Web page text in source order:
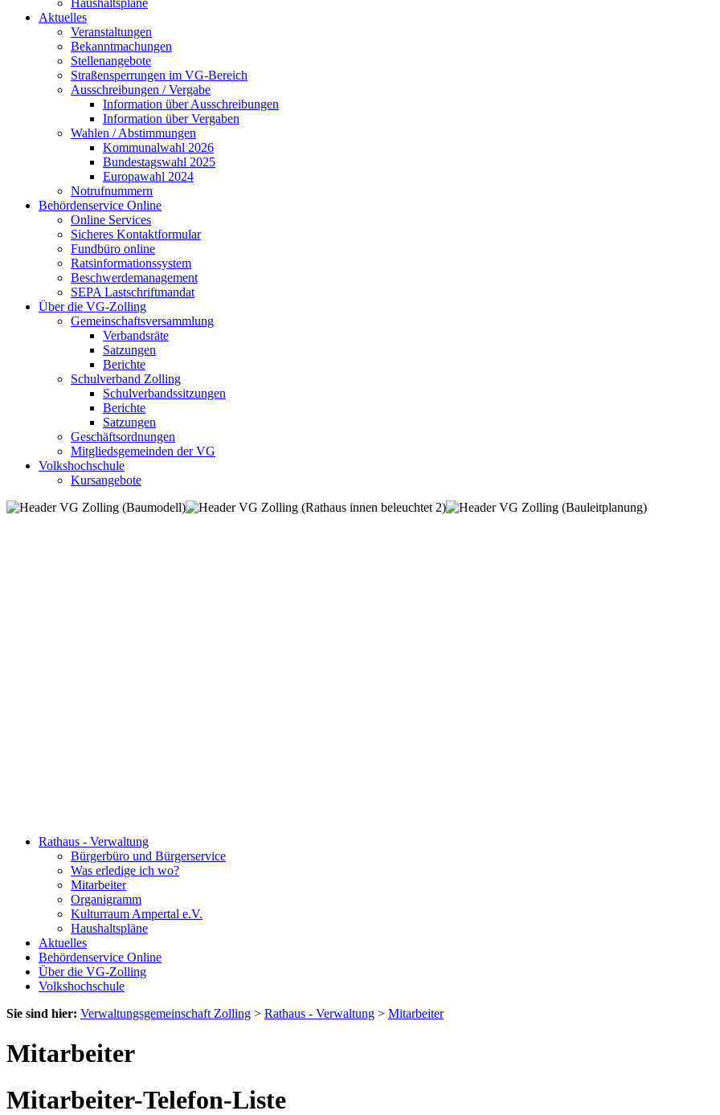
Haushaltspläne
Aktuelles
Veranstaltungen
Bekanntmachungen
Stellenangebote
Straßensperrungen im VG-Bereich
Ausschreibungen / Vergabe
Information über Ausschreibungen
Information über Vergaben
Wahlen / Abstimmungen
Kommunalwahl 2026
Bundestagswahl 2025
Europawahl 2024
Notrufnummern
Behördenservice Online
Online Services
Sicheres Kontaktformular
Fundbüro online
Ratsinformationssystem
Beschwerdemanagement
SEPA Lastschriftmandat
Über die VG-Zolling
Gemeinschaftsversammlung
Verbandsräte
Satzungen
Berichte
Schulverband Zolling
Schulverbandssitzungen
Berichte
Satzungen
Geschäftsordnungen
Mitgliedsgemeinden der VG
Volkshochschule
Kursangebote
Rathaus - Verwaltung
Bürgerbüro und Bürgerservice
Was erledige ich wo?
Mitarbeiter
Organigramm
Kulturraum Ampertal e.V.
Haushaltspläne
Aktuelles
Behördenservice Online
Über die VG-Zolling
Volkshochschule
Sie sind hier: Verwaltungsgemeinschaft Zolling > Rathaus - Verwaltung > Mitarbeiter
Mitarbeiter
Mitarbeiter-Telefon-Liste